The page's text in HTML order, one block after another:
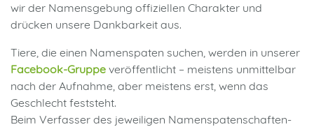
wir der Namensgebung offiziellen Charakter und
drücken unsere Dankbarkeit aus.
Tiere, die einen Namenspaten suchen, werden in unserer
Facebook-Gruppe veröffentlicht – meistens unmittelbar
nach der Aufnahme, aber meistens erst, wenn das
Geschlecht feststeht.
Beim Verfasser des jeweiligen Namenspatenschaften-